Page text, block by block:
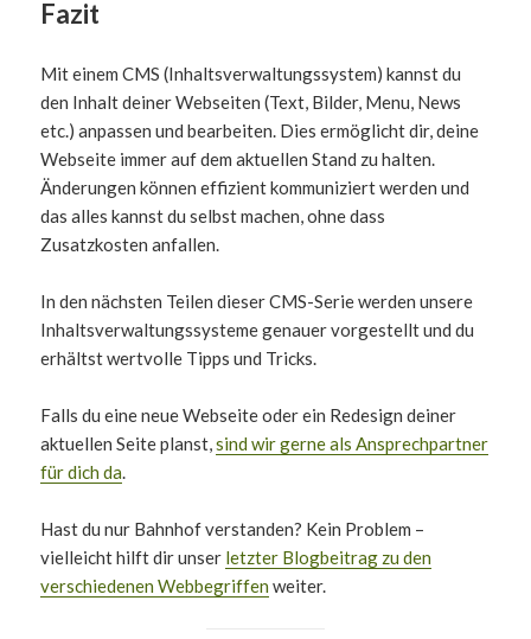
Fazit
Mit einem CMS (Inhaltsverwaltungssystem) kannst du
den Inhalt deiner Webseiten (Text, Bilder, Menu, News
etc.) anpassen und bearbeiten. Dies ermöglicht dir, deine
Webseite immer auf dem aktuellen Stand zu halten.
Änderungen können effizient kommuniziert werden und
das alles kannst du selbst machen, ohne dass
Zusatzkosten anfallen.
In den nächsten Teilen dieser CMS-Serie werden unsere
Inhaltsverwaltungssysteme genauer vorgestellt und du
erhältst wertvolle Tipps und Tricks.
Falls du eine neue Webseite oder ein Redesign deiner
aktuellen Seite planst,sind wir gerne als Ansprechpartner
für dich da.
Hast du nur Bahnhof verstanden? Kein Problem –
vielleicht hilft dir unser letzter Blogbeitrag zu den
verschiedenen Webbegriffen weiter.